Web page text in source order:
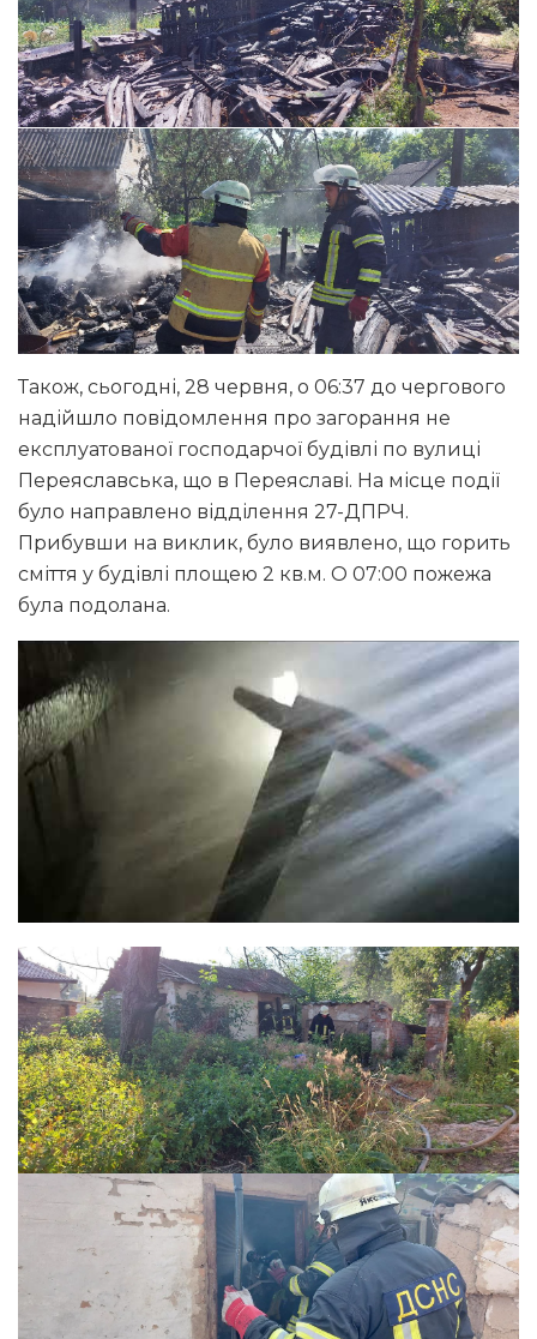
Також, сьогодні, 28 червня, о 06:37 до чергового
надійшло повідомлення про загорання не
експлуатованої господарчої будівлі по вулиці
Переяславська, що в Переяславі. На місце події
було направлено відділення 27-ДПРЧ.
Прибувши на виклик, було виявлено, що горить
сміття у будівлі площею 2 кв.м. О 07:00 пожежа
була подолана.